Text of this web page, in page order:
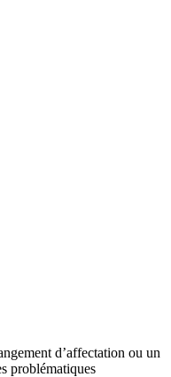
d’affectation ou un
problématiques